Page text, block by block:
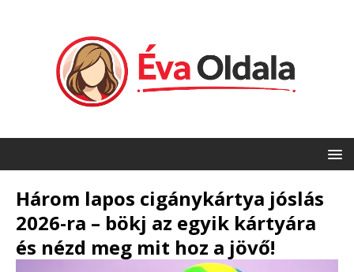
Három lapos cigánykártya jóslás
2026-ra – bökj az egyik kártyára
és nézd meg mit hoz a jövő!